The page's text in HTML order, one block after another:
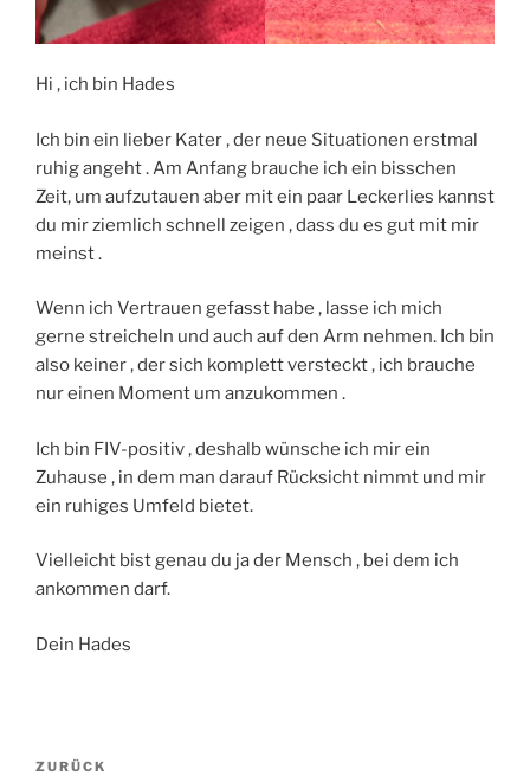
Hi , ich bin Hades
Ich bin ein lieber Kater , der neue Situationen erstmal
ruhig angeht . Am Anfang brauche ich ein bisschen
Zeit, um aufzutauen aber mit ein paar Leckerlies kannst
du mir ziemlich schnell zeigen , dass du es gut mit mir
meinst .
Wenn ich Vertrauen gefasst habe , lasse ich mich
gerne streicheln und auch auf den Arm nehmen. Ich bin
also keiner , der sich komplett versteckt , ich brauche
nur einen Moment um anzukommen .
Ich bin FIV-positiv , deshalb wünsche ich mir ein
Zuhause , in dem man darauf Rücksicht nimmt und mir
ein ruhiges Umfeld bietet.
Vielleicht bist genau du ja der Mensch , bei dem ich
ankommen darf.
Dein Hades
Beitragsnavigation
Vorheriger
ZURÜCK